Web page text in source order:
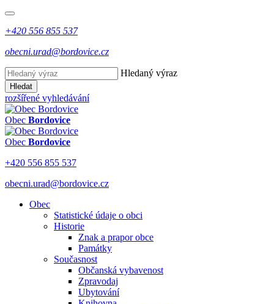
+420 556 855 537
obecni.urad@bordovice.cz
Hledaný výraz
Hledat
rozšířené vyhledávání
Obec Bordovice
Obec Bordovice
+420 556 855 537
obecni.urad@bordovice.cz
Obec
Statistické údaje o obci
Historie
Znak a prapor obce
Památky
Současnost
Občanská vybavenost
Zpravodaj
Ubytování